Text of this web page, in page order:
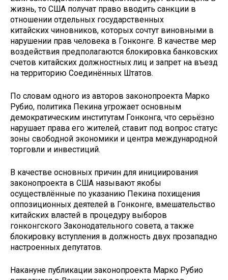
жизнь, то США получат право вводить санкции в
отношении отдельных государственных
китайских чиновников, которых сочтут виновными в
нарушении прав человека в Гонконге. В качестве мер
воздействия предполагаются блокировка банковских
счетов китайских должностных лиц и запрет на въезд
на территорию Соединённых Штатов.
По словам одного из авторов законопроекта Марко
Рубио, политика Пекина угрожает основным
демократическим институтам Гонконга, что серьёзно
нарушает права его жителей, ставит под вопрос статус
зоны свободной экономики и центра международной
торговли и инвестиций.
В качестве основных причин для инициирования
законопроекта в США называют якобы
осуществлённые по указанию Пекина похищения
оппозиционных деятелей в Гонконге, вмешательство
китайских властей в процедуру выборов
гонконгского Законодательного совета, а также
блокировку вступления в должность двух прозападно
настроенных депутатов.
Накануне публикации законопроекта Марко Рубио